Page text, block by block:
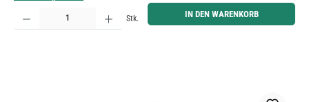
Produkt Anzahl: Gib den gewünschten Wert ein oder benutze die Schaltflächen um die Anzahl zu
Stk. IN DEN WARENKORB